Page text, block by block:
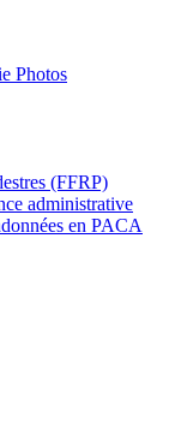
Photos
(FFRP)
administrative
en PACA